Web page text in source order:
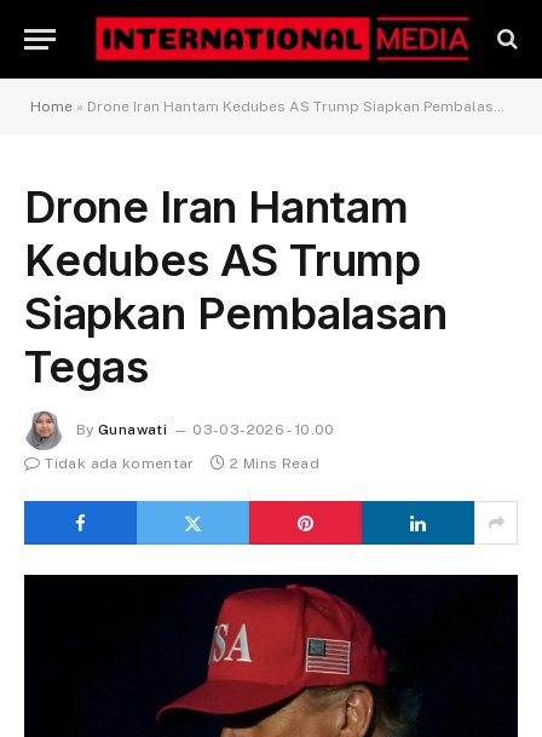
Home » Drone Iran Hantam Kedubes AS Trump Siapkan Pembalasan Tegas
Drone Iran Hantam
Kedubes AS Trump
Siapkan Pembalasan
Tegas
By Gunawati
03-03-2026 - 10.00
Tidak ada komentar
2 Mins Read